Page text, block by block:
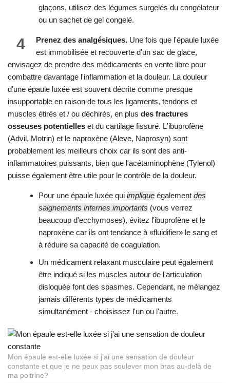
glaçons, utilisez des légumes surgelés du congélateur
ou un sachet de gel congelé.
4 Prenez des analgésiques. Une fois que l'épaule luxée
est immobilisée et recouverte d'un sac de glace,
envisagez de prendre des médicaments en vente libre pour
combattre davantage l'inflammation et la douleur. La douleur
d'une épaule luxée est souvent décrite comme presque
insupportable en raison de tous les ligaments, tendons et
muscles étirés et / ou déchirés, en plus des fractures
osseuses potentielles et du cartilage fissuré. L'ibuprofène
(Advil, Motrin) et le naproxène (Aleve, Naprosyn) sont
probablement les meilleurs choix car ils sont des anti-
inflammatoires puissants, bien que l'acétaminophène (Tylenol)
puisse également être utile pour le contrôle de la douleur.
Pour une épaule luxée qui implique également des
saignements internes importants (vous verrez
beaucoup d'ecchymoses), évitez l'ibuprofène et le
naproxène car ils ont tendance à «fluidifier» le sang et
à réduire sa capacité de coagulation.
Un médicament relaxant musculaire peut également
être indiqué si les muscles autour de l'articulation
disloquée font des spasmes. Cependant, ne mélangez
jamais différents types de médicaments
simultanément - choisissez l'un ou l'autre.
Mon épaule est-elle luxée si j'ai une sensation de douleur
constante et que je ne peux pas soulever mon bras au-delà de
ma poitrine?